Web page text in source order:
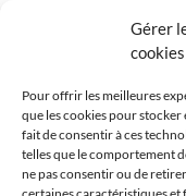
Gérer
cookies
Pour offrir les meilleures
que les cookies pour
fait de consentir à ces
telles que le comportement
ne pas consentir ou de
INSIGHT NPA